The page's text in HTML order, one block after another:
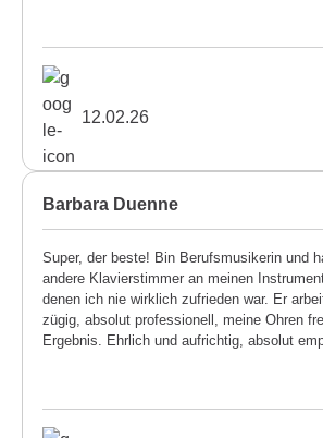
12.02.26
Barbara Duenne
Super, der beste! Bin Berufsmusikerin und
andere Klavierstimmer an meinen
denen ich nie wirklich zufrieden war. Er
zügig, absolut professionell, meine Ohren
Ergebnis. Ehrlich und aufrichtig, absolut